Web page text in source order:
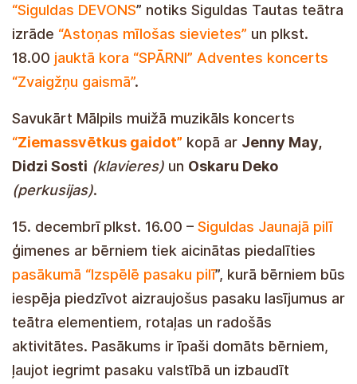
“Siguldas DEVONS” notiks Siguldas Tautas teātra
izrāde “Astoņas mīlošas sievietes” un plkst.
18.00 jauktā kora “SPĀRNI” Adventes koncerts
“Zvaigžņu gaismā”.
Savukārt Mālpils muižā muzikāls koncerts
“Ziemassvētkus gaidot” kopā ar Jenny May,
Didzi Sosti (klavieres) un Oskaru Deko
(perkusijas).
15. decembrī plkst. 16.00 – Siguldas Jaunajā pilī
ģimenes ar bērniem tiek aicinātas piedalīties
pasākumā “Izspēlē pasaku pilī”, kurā bērniem būs
iespēja piedzīvot aizraujošus pasaku lasījumus ar
teātra elementiem, rotaļas un radošās
aktivitātes. Pasākums ir īpaši domāts bērniem,
ļaujot iegrimt pasaku valstībā un izbaudīt